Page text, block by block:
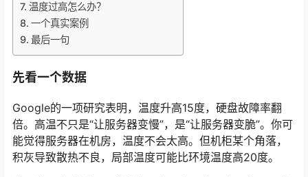
温度过高怎么办？
一个真实案例
最后一句
先看一个数据
Google的一项研究表明，温度升高15度，硬盘故障率翻
倍。高温不只是“让服务器变慢”，是“让服务器变脆”。你可
能觉得服务器在机房，温度不会太高。但机柜某个角落，
积灰导致散热不良，局部温度可能比环境温度高20度。